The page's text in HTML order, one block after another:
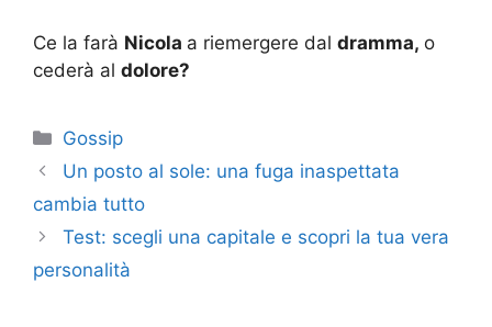
Ce la farà Nicola a riemergere dal dramma, o
cederà al dolore?
Categorie
Gossip
Un posto al sole: una fuga inaspettata
cambia tutto
Test: scegli una capitale e scopri la tua vera
personalità